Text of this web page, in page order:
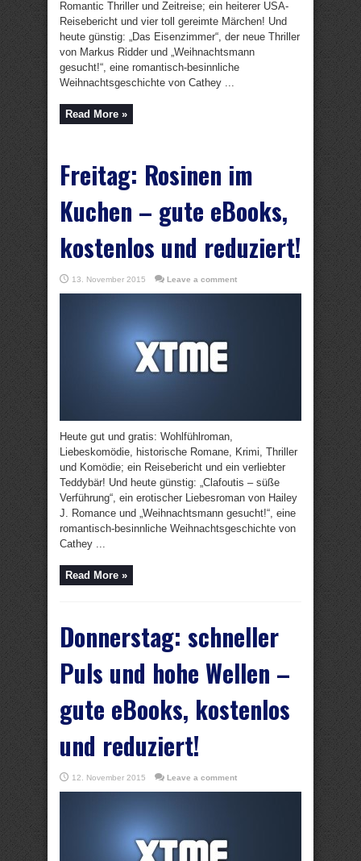
Romantic Thriller und Zeitreise; ein heiterer USA-
Reisebericht und vier toll gereimte Märchen! Und
heute günstig: „Das Eisenzimmer“, der neue Thriller
von Markus Ridder und „Weihnachtsmann
gesucht!“, eine romantisch-besinnliche
Weihnachtsgeschichte von Cathey ...
Read More »
Freitag: Rosinen im
Kuchen – gute eBooks,
kostenlos und reduziert!
13. November 2015 Leave a comment
Heute gut und gratis: Wohlfühlroman,
Liebeskomödie, historische Romane, Krimi, Thriller
und Komödie; ein Reisebericht und ein verliebter
Teddybär! Und heute günstig: „Clafoutis – süße
Verführung“, ein erotischer Liebesroman von Hailey
J. Romance und „Weihnachtsmann gesucht!“, eine
romantisch-besinnliche Weihnachtsgeschichte von
Cathey ...
Read More »
Donnerstag: schneller
Puls und hohe Wellen –
gute eBooks, kostenlos
und reduziert!
12. November 2015 Leave a comment